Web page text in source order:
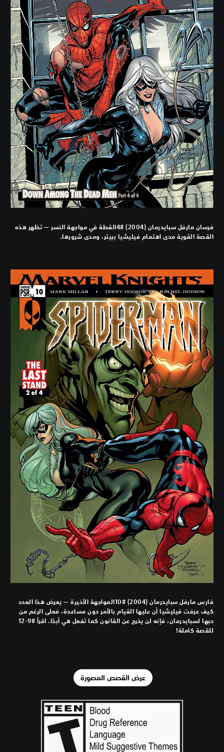
فرسان مارفل سبايدرمان (2004) #4القطة في مواجهة النسر — تظهر هذه
القصة القوية مدى اهتمام فيليشيا ببيتر، ومدى شرورها.
فارس مارفل سبايدرمان (2004) #10المواجهة الأخيرة — يعرض هذا العدد
كيف عرفت فيليشيا أن عليها القيام بالأمر دون مساعدة، فعلى الرغم من
حبها لسبايدرمان، فإنه لن يخرج عن القانون كما تفعل هي أبدًا. اقرأ #9-12
للقصة كاملة!
عرض القصص المصورة